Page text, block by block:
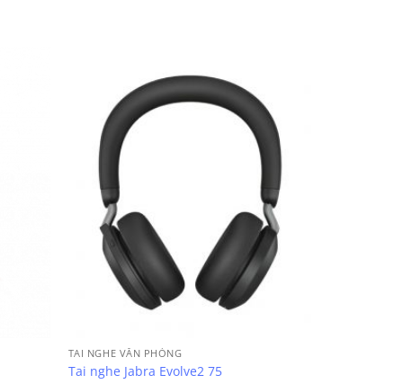
TAI NGHE VĂN PHÒNG
Tai nghe Jabra Evolve2 75